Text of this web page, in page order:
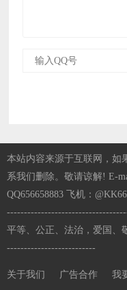
本站内容来源于互联网，如
系我们删除。敬请谅解! E-
QQ656658883 飞机：
平等、公正、法治，爱国
--------------------------
关于我们 广告合作 我